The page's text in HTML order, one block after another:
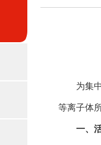
为集
等离子体
一、